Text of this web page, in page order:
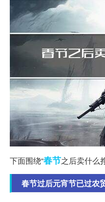
下面围绕“春节之后卖什么
春节过后元宵节已过农